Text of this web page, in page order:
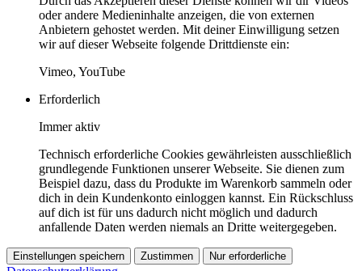
oder andere Medieninhalte anzeigen, die von externen
Anbietern gehostet werden. Mit deiner Einwilligung setzen
wir auf dieser Webseite folgende Drittdienste ein:
Vimeo, YouTube
Erforderlich
Immer aktiv
Technisch erforderliche Cookies gewährleisten ausschließlich
grundlegende Funktionen unserer Webseite. Sie dienen zum
Beispiel dazu, dass du Produkte im Warenkorb sammeln oder
dich in dein Kundenkonto einloggen kannst. Ein Rückschluss
auf dich ist für uns dadurch nicht möglich und dadurch
anfallende Daten werden niemals an Dritte weitergegeben.
Einstellungen speichern Zustimmen Nur erforderliche